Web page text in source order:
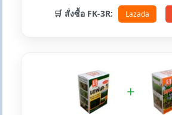
🛒 สั่งซื้อ FK-3R: Lazada
+